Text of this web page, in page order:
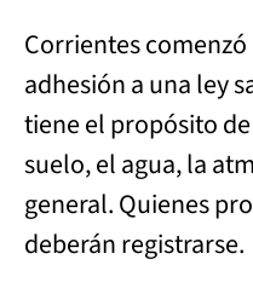
Corrientes
adhesión a una ley
tiene el propósito
suelo, el agua, la
general. Quienes
deberán registrarse.